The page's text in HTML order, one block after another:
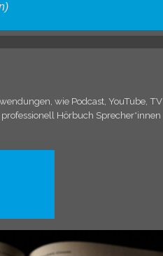
wie Podcast, YouTube, TV
Hörbuch Sprecher*innen